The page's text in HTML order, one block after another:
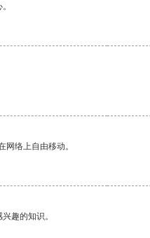
络上自由移动。
趣的知识。